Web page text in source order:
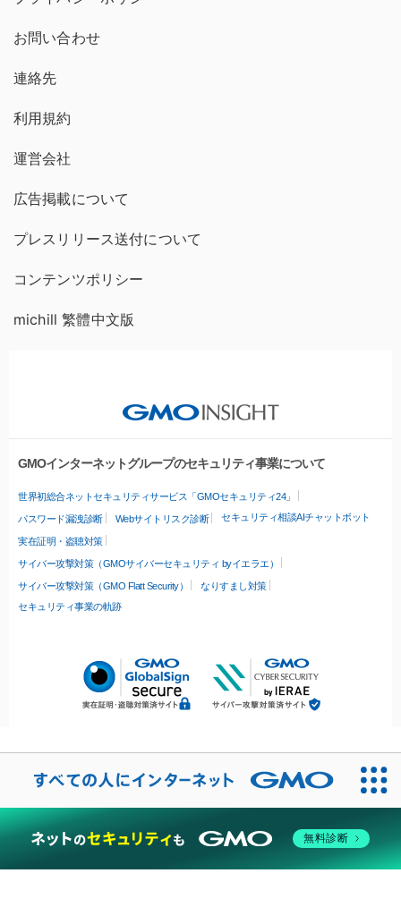
お問い合わせ
連絡先
利用規約
運営会社
広告掲載について
プレスリリース送付について
コンテンツポリシー
michill 繁體中文版
GMOインターネットグループのセキュリティ事業について
世界初総合ネットセキュリティサービス「GMOセキュリティ24」
パスワード漏洩診断 Webサイトリスク診断 セキュリティ相談AIチャットボット
実在証明・盗聴対策
サイバー攻撃対策（GMOサイバーセキュリティ byイエラエ）
サイバー攻撃対策（GMO Flatt Security）
なりすまし対策
セキュリティ事業の軌跡
無料診断